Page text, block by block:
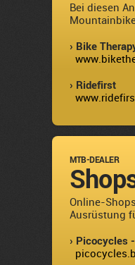
Bei diesen
› Bike
› Ridefirst
MTB-DEALER
Online-
Ausrüstung
› Picocycles